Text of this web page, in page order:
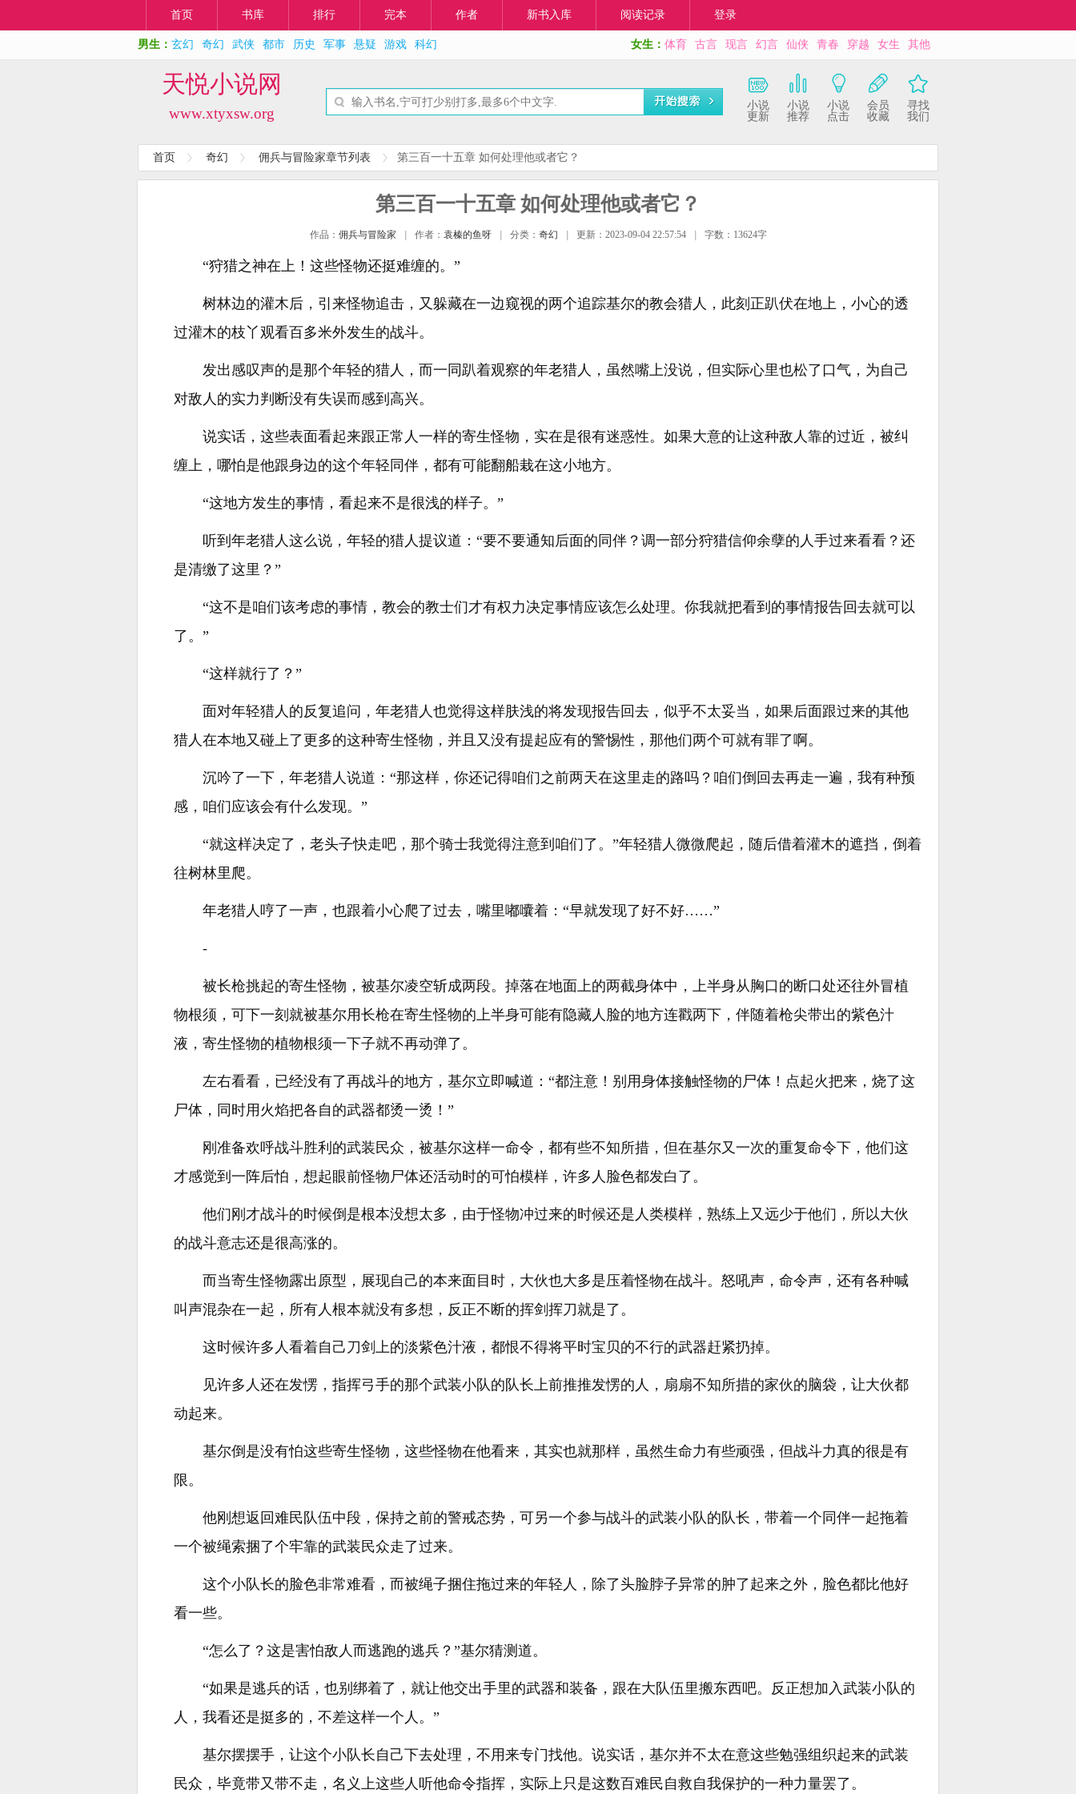
首页 书库 排行 完本 作者 新书入库 阅读记录 登录
男生： 玄幻 奇幻 武侠 都市 历史 军事 悬疑 游戏 科幻 女生： 体育 古言 现言 幻言 仙侠 青春 穿越 女生 其他
天悦小说网
www.xtyxsw.org
小说
更新
小说
推荐
小说
点击
会员
收藏
寻找
我们
首页 奇幻 佣兵与冒险家章节列表 第三百一十五章 如何处理他或者它？
第三百一十五章 如何处理他或者它？
作品： 佣兵与冒险家 作者： 袁榛的鱼呀 分类： 奇幻 更新：2023-09-04 22:57:54 字数：13624字
“狩猎之神在上！这些怪物还挺难缠的。”
树林边的灌木后，引来怪物追击，又躲藏在一边窥视的两个追踪基尔的教会猎人，此刻正趴伏在地上，小心的透
过灌木的枝丫观看百多米外发生的战斗。
发出感叹声的是那个年轻的猎人，而一同趴着观察的年老猎人，虽然嘴上没说，但实际心里也松了口气，为自己
对敌人的实力判断没有失误而感到高兴。
说实话，这些表面看起来跟正常人一样的寄生怪物，实在是很有迷惑性。如果大意的让这种敌人靠的过近，被纠
缠上，哪怕是他跟身边的这个年轻同伴，都有可能翻船栽在这小地方。
“这地方发生的事情，看起来不是很浅的样子。”
听到年老猎人这么说，年轻的猎人提议道：“要不要通知后面的同伴？调一部分狩猎信仰余孽的人手过来看看？还
是清缴了这里？”
“这不是咱们该考虑的事情，教会的教士们才有权力决定事情应该怎么处理。你我就把看到的事情报告回去就可以
了。”
“这样就行了？”
面对年轻猎人的反复追问，年老猎人也觉得这样肤浅的将发现报告回去，似乎不太妥当，如果后面跟过来的其他
猎人在本地又碰上了更多的这种寄生怪物，并且又没有提起应有的警惕性，那他们两个可就有罪了啊。
沉吟了一下，年老猎人说道：“那这样，你还记得咱们之前两天在这里走的路吗？咱们倒回去再走一遍，我有种预
感，咱们应该会有什么发现。”
“就这样决定了，老头子快走吧，那个骑士我觉得注意到咱们了。”年轻猎人微微爬起，随后借着灌木的遮挡，倒着
往树林里爬。
年老猎人哼了一声，也跟着小心爬了过去，嘴里嘟囔着：“早就发现了好不好……”
-
被长枪挑起的寄生怪物，被基尔凌空斩成两段。掉落在地面上的两截身体中，上半身从胸口的断口处还往外冒植
物根须，可下一刻就被基尔用长枪在寄生怪物的上半身可能有隐藏人脸的地方连戳两下，伴随着枪尖带出的紫色汁
液，寄生怪物的植物根须一下子就不再动弹了。
左右看看，已经没有了再战斗的地方，基尔立即喊道：“都注意！别用身体接触怪物的尸体！点起火把来，烧了这
尸体，同时用火焰把各自的武器都烫一烫！”
刚准备欢呼战斗胜利的武装民众，被基尔这样一命令，都有些不知所措，但在基尔又一次的重复命令下，他们这
才感觉到一阵后怕，想起眼前怪物尸体还活动时的可怕模样，许多人脸色都发白了。
他们刚才战斗的时候倒是根本没想太多，由于怪物冲过来的时候还是人类模样，熟练上又远少于他们，所以大伙
的战斗意志还是很高涨的。
而当寄生怪物露出原型，展现自己的本来面目时，大伙也大多是压着怪物在战斗。怒吼声，命令声，还有各种喊
叫声混杂在一起，所有人根本就没有多想，反正不断的挥剑挥刀就是了。
这时候许多人看着自己刀剑上的淡紫色汁液，都恨不得将平时宝贝的不行的武器赶紧扔掉。
见许多人还在发愣，指挥弓手的那个武装小队的队长上前推推发愣的人，扇扇不知所措的家伙的脑袋，让大伙都
动起来。
基尔倒是没有怕这些寄生怪物，这些怪物在他看来，其实也就那样，虽然生命力有些顽强，但战斗力真的很是有
限。
他刚想返回难民队伍中段，保持之前的警戒态势，可另一个参与战斗的武装小队的队长，带着一个同伴一起拖着
一个被绳索捆了个牢靠的武装民众走了过来。
这个小队长的脸色非常难看，而被绳子捆住拖过来的年轻人，除了头脸脖子异常的肿了起来之外，脸色都比他好
看一些。
“怎么了？这是害怕敌人而逃跑的逃兵？”基尔猜测道。
“如果是逃兵的话，也别绑着了，就让他交出手里的武器和装备，跟在大队伍里搬东西吧。反正想加入武装小队的
人，我看还是挺多的，不差这样一个人。”
基尔摆摆手，让这个小队长自己下去处理，不用来专门找他。说实话，基尔并不太在意这些勉强组织起来的武装
民众，毕竟带又带不走，名义上这些人听他命令指挥，实际上只是这数百难民自救自我保护的一种力量罢了。